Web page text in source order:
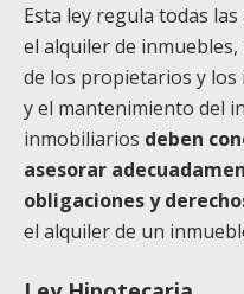
Esta ley regula todas
el alquiler de
de los propietarios y
y el mantenimiento del
inmobiliarios deben
asesorar
obligaciones y
el alquiler de un